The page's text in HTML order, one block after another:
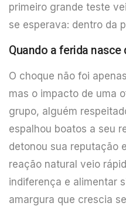
primeiro grande teste
se esperava: dentro da
Quando a ferida nasce
O choque não foi
mas o impacto de uma
grupo, alguém
espalhou boatos a seu
detonou sua reputação
reação natural veio
indiferença e alimentar
amargura que crescia